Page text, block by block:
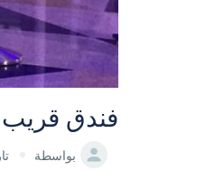
فندق
بواسطة